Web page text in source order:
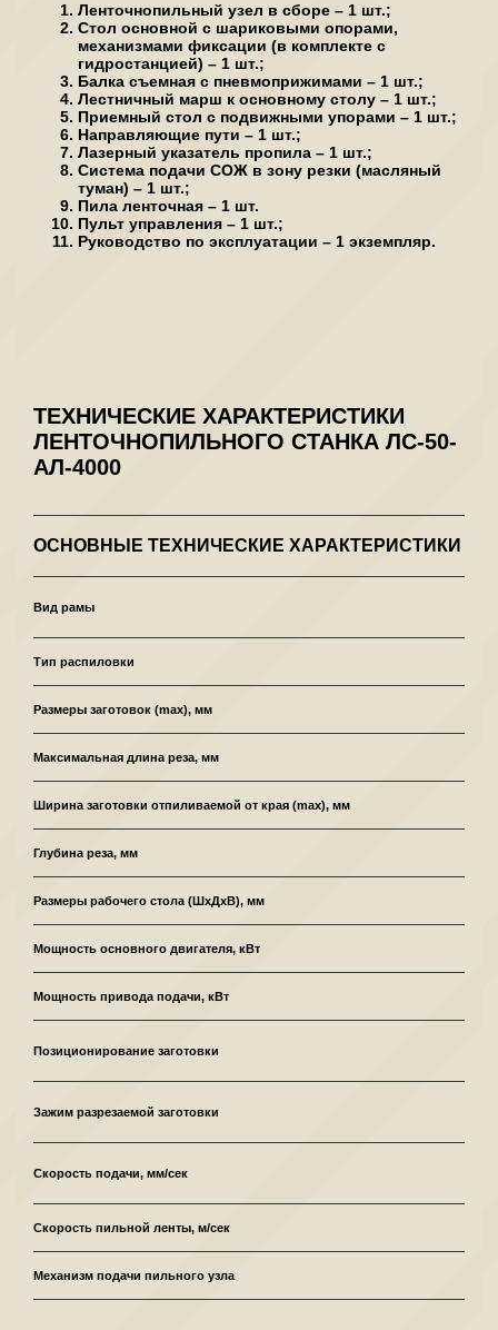
Ленточнопильный узел в сборе – 1 шт.;
Стол основной с шариковыми опорами,
механизмами фиксации (в комплекте с
гидростанцией) – 1 шт.;
Балка съемная с пневмоприжимами – 1 шт.;
Лестничный марш к основному столу – 1 шт.;
Приемный стол с подвижными упорами – 1 шт.;
Направляющие пути – 1 шт.;
Лазерный указатель пропила – 1 шт.;
Система подачи СОЖ в зону резки (масляный
туман) – 1 шт.;
Пила ленточная – 1 шт.
Пульт управления – 1 шт.;
Руководство по эксплуатации – 1 экземпляр.
ТЕХНИЧЕСКИЕ ХАРАКТЕРИСТИКИ
ЛЕНТОЧНОПИЛЬНОГО СТАНКА ЛС-50-
АЛ-4000
ОСНОВНЫЕ ТЕХНИЧЕСКИЕ ХАРАКТЕРИСТИКИ
Вид рамы
Тип распиловки
Размеры заготовок (max), мм
Максимальная длина реза, мм
Ширина заготовки отпиливаемой от края (max), мм
Глубина реза, мм
Размеры рабочего стола (ШхДхВ), мм
Мощность основного двигателя, кВт
Мощность привода подачи, кВт
Позиционирование заготовки
Зажим разрезаемой заготовки
Скорость подачи, мм/сек
Скорость пильной ленты, м/сек
Механизм подачи пильного узла